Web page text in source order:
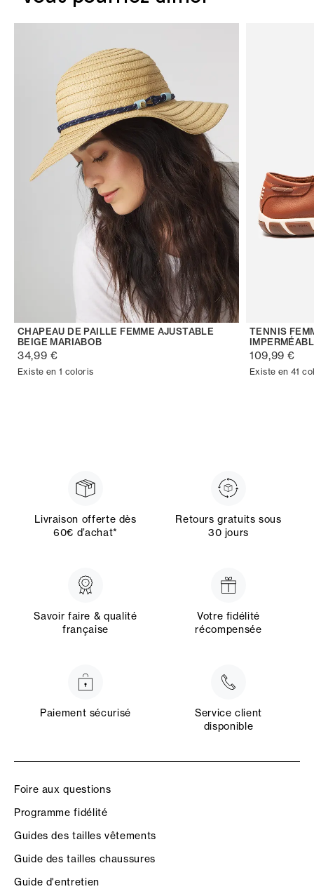
CHAPEAU DE PAILLE FEMME AJUSTABLE
BEIGE MARIABOB
34,99 €
Existe en 1 coloris
TENNIS
109,99 €
Existe en 41
Livraison offerte dès
60€ d’achat*
Retours gratuits sous
30 jours
Savoir faire & qualité
française
Votre fidélité
récompensée
Paiement sécurisé
Service client
disponible
Foire aux questions
Programme fidélité
Guides des tailles vêtements
Guide des tailles chaussures
Guide d'entretien